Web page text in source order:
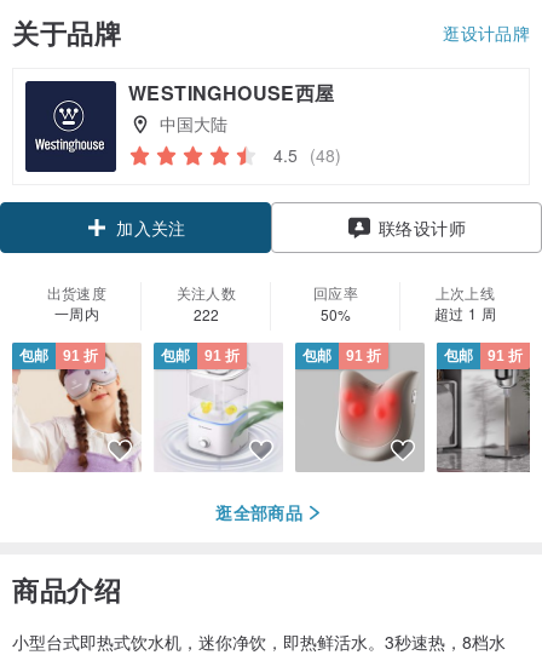
关于品牌 逛设计品牌
WESTINGHOUSE西屋
中国大陆
4.5 (48)
加入关注 联络设计师
出货速度
一周内
关注人数
222
回应率
50%
上次上线
超过 1 周
包邮 91 折 包邮 91 折 包邮 91 折 包邮 91 折
逛全部商品
商品介绍
小型台式即热式饮水机，迷你净饮，即热鲜活水。3秒速热，8档水